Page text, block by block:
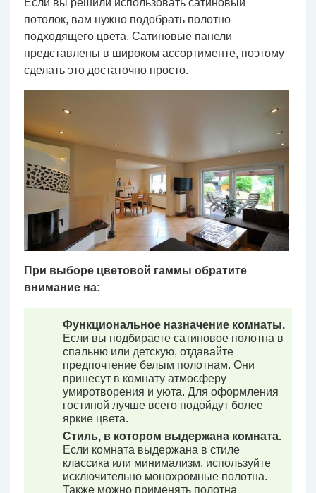
Если вы решили использовать сатиновый
потолок, вам нужно подобрать полотно
подходящего цвета. Сатиновые панели
представлены в широком ассортименте, поэтому
сделать это достаточно просто.
При выборе цветовой гаммы обратите
внимание на:
Функциональное назначение комнаты.
Если вы подбираете сатиновое полотна в
спальню или детскую, отдавайте
предпочтение белым полотнам. Они
принесут в комнату атмосферу
умиротворения и уюта. Для оформления
гостиной лучше всего подойдут более
яркие цвета.
Стиль, в котором выдержана комната.
Если комната выдержана в стиле
классика или минимализм, используйте
исключительно монохромные полотна.
Также можно применять полотна